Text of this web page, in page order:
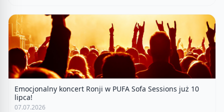
Emocjonalny koncert Ronji w PUFA Sofa Sessions już 10
lipca!
07.07.2026